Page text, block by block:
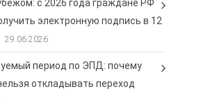
с 2026 года граждане РФ
электронную подпись в 12
29.06.2026
период по ЭПД: почему
откладывать переход